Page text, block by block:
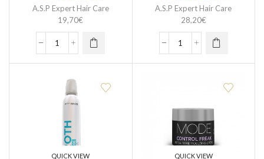
A.S.P Expert Hair Care
19,70€
A.S.P Expert Hair Care
28,20€
QUICK VIEW QUICK VIEW